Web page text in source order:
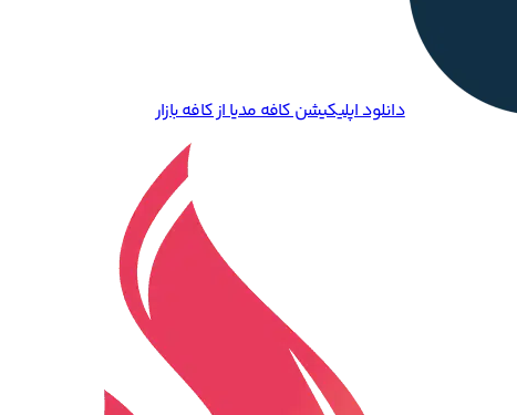
دانلود اپلیکیشن کافه مدیا از کافه بازار